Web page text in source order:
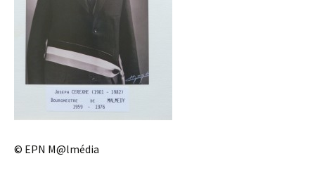
© EPN M@lmédia